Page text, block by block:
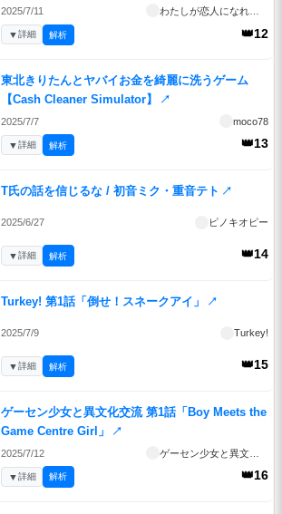
たいにムリ!」
2025/7/11
👑12
▼詳細 解析
東北きりたんとヤバイお金を綺麗に洗うゲーム
【Cash Cleaner Simulator】
↗
2025/7/7 moco78
👑13
▼詳細 解析
T氏の話を信じるな / 初音ミク・重音テト ↗
2025/6/27 ピノキオピー
👑14
▼詳細 解析
Turkey! 第1話「倒せ！スネークアイ」 ↗
2025/7/9 Turkey!
👑15
▼詳細 解析
ゲーセン少女と異文化交流 第1話「Boy Meets the
Game Centre Girl」
↗
2025/7/12
👑16
▼詳細 解析